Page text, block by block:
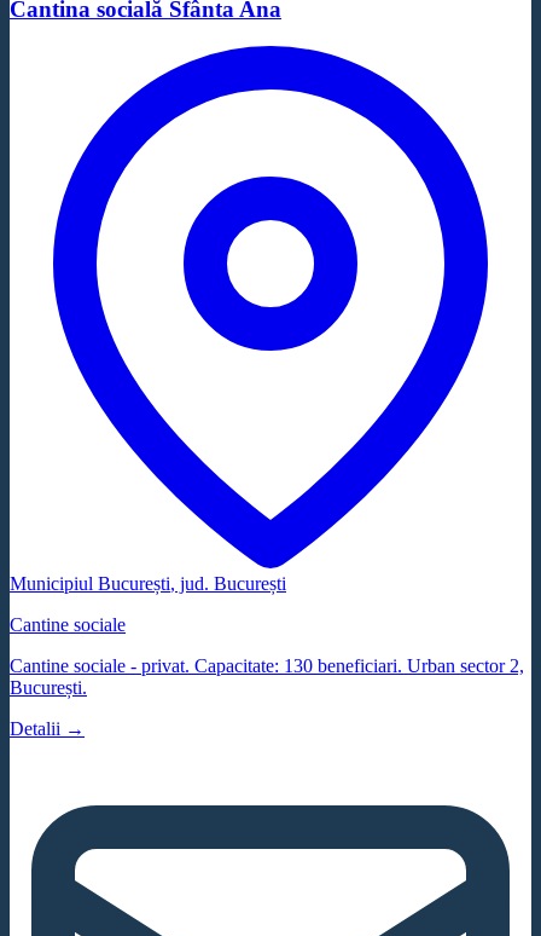
Cantina socială Sfânta Ana
Municipiul București, jud. București
Cantine sociale
Cantine sociale - privat. Capacitate: 130 beneficiari. Urban sector 2,
București.
Detalii →